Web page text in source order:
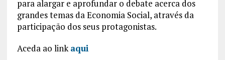
para alargar e aprofundar o debate acerca dos
grandes temas da Economia Social, através da
participação dos seus protagonistas.
Aceda ao linkaqui